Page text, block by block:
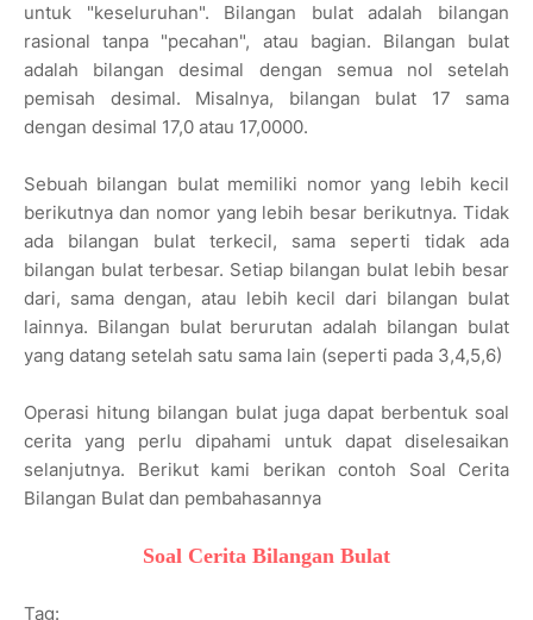
untuk "keseluruhan". Bilangan bulat adalah bilangan
rasional tanpa "pecahan", atau bagian. Bilangan bulat
adalah bilangan desimal dengan semua nol setelah
pemisah desimal. Misalnya, bilangan bulat 17 sama
dengan desimal 17,0 atau 17,0000.
Sebuah bilangan bulat memiliki nomor yang lebih kecil
berikutnya dan nomor yang lebih besar berikutnya. Tidak
ada bilangan bulat terkecil, sama seperti tidak ada
bilangan bulat terbesar. Setiap bilangan bulat lebih besar
dari, sama dengan, atau lebih kecil dari bilangan bulat
lainnya. Bilangan bulat berurutan adalah bilangan bulat
yang datang setelah satu sama lain (seperti pada 3,4,5,6)
Operasi hitung bilangan bulat juga dapat berbentuk soal
cerita yang perlu dipahami untuk dapat diselesaikan
selanjutnya. Berikut kami berikan contoh Soal Cerita
Bilangan Bulat dan pembahasannya
Soal Cerita Bilangan Bulat
Tag: